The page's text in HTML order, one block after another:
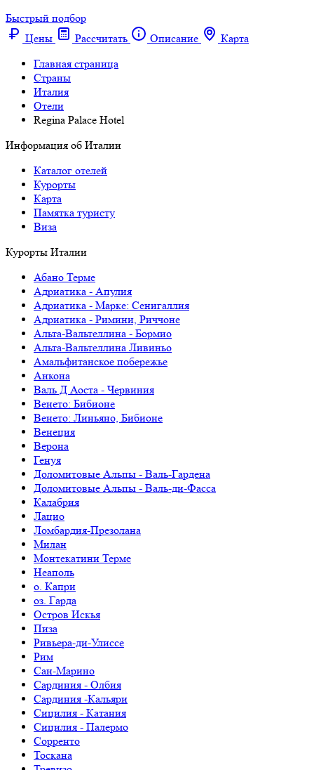
Быстрый подбор
Цены
Рассчитать Описание
Карта
Главная страница
Cтраны
Италия
Отели
Regina Palace Hotel
Информация об Италии
Каталог отелей
Курорты
Карта
Памятка туристу
Виза
Курорты Италии
Абано Терме
Адриатика - Апулия
Адриатика - Марке: Сенигаллия
Адриатика - Римини, Риччоне
Альта-Вальтеллина - Бормио
Альта-Вальтеллина Ливиньо
Амальфитанское побережье
Анкона
Валь Д Аоста - Червиния
Венето: Бибионе
Венето: Линьяно, Бибионе
Венеция
Верона
Генуя
Доломитовые Альпы - Валь-Гардена
Доломитовые Альпы - Валь-ди-Фасса
Калабрия
Лацио
Ломбардия-Презолана
Милан
Монтекатини Терме
Неаполь
о. Капри
оз. Гарда
Остров Искья
Пиза
Ривьера-ди-Улиссе
Рим
Сан-Марино
Сардиния - Олбия
Сардиния -Кальяри
Сицилия - Катания
Сицилия - Палермо
Сорренто
Тоскана